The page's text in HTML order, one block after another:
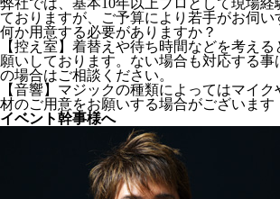
弊社では、基本10年以上プロとして現場経
ておりますが、ご予算により若手がお伺い
何か用意する必要がありますか？
【控え室】着替えや待ち時間などを考え
願いしております。ない場合も対応する事
の場合はご相談ください。
【音響】マジックの種類によってはマイ
材のご用意をお願いする場合がございます
イベント幹事様へ